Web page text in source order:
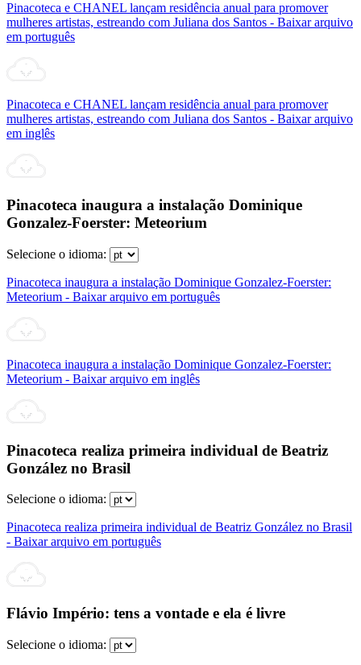
Pinacoteca e CHANEL lançam residência anual para promover
mulheres artistas, estreando com Juliana dos Santos - Baixar arquivo
em português
Pinacoteca e CHANEL lançam residência anual para promover
mulheres artistas, estreando com Juliana dos Santos - Baixar arquivo
em inglês
Pinacoteca inaugura a instalação Dominique
Gonzalez-Foerster: Meteorium
Selecione o idioma:
Pinacoteca inaugura a instalação Dominique Gonzalez-Foerster:
Meteorium - Baixar arquivo em português
Pinacoteca inaugura a instalação Dominique Gonzalez-Foerster:
Meteorium - Baixar arquivo em inglês
Pinacoteca realiza primeira individual de Beatriz
González no Brasil
Selecione o idioma:
Pinacoteca realiza primeira individual de Beatriz González no Brasil
- Baixar arquivo em português
Flávio Império: tens a vontade e ela é livre
Selecione o idioma: